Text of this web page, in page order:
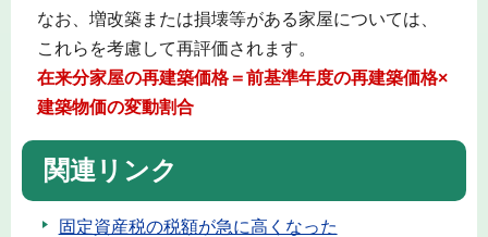
なお、増改築または損壊等がある家屋については、
これらを考慮して再評価されます。
在来分家屋の再建築価格＝前基準年度の再建築価格×
建築物価の変動割合
関連リンク
固定資産税の税額が急に高くなった